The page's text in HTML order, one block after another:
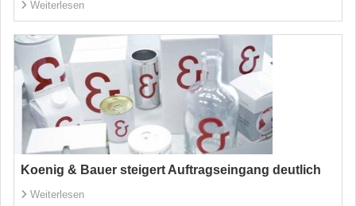
Weiterlesen
Koenig & Bauer steigert Auftragseingang deutlich
Weiterlesen